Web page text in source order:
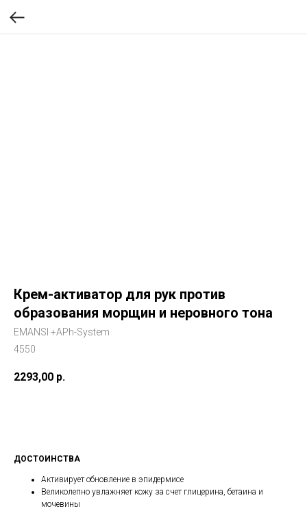
Крем-активатор для рук против
образования морщин и неровного тона
EMANSI +APh-System
4550
2293,00 р.
ДОСТОИНСТВА
Активирует обновление в эпидермисе
Великолепно увлажняет кожу за счет глицерина, бетаина и
мочевины